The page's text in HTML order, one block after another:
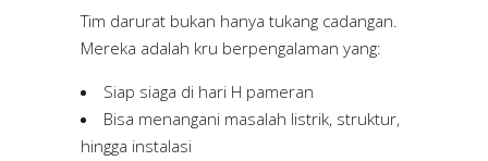
Tim darurat bukan hanya tukang cadangan.
Mereka adalah kru berpengalaman yang:
Siap siaga di hari H pameran
Bisa menangani masalah listrik, struktur,
hingga instalasi